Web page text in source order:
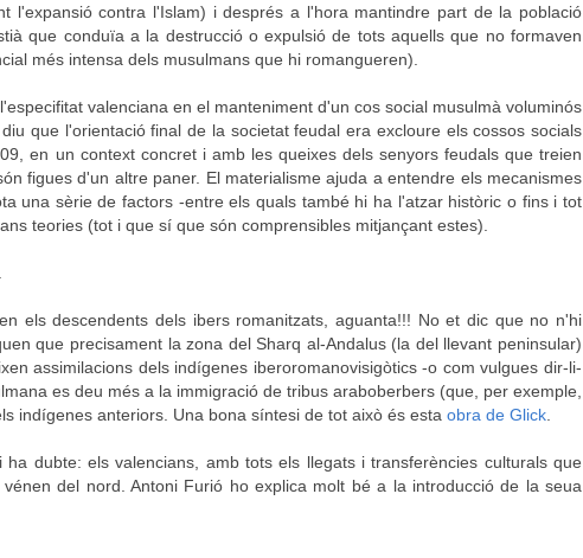
l'expansió contra l'Islam) i després a l'hora mantindre part de la població
que conduïa a la destrucció o expulsió de tots aquells que no formaven
més intensa dels musulmans que hi romangueren).
valenciana en el manteniment d'un cos social musulmà voluminós
que l'orientació final de la societat feudal era excloure els cossos socials
en un context concret i amb les queixes dels senyors feudals que treien
figues d'un altre paner. El materialisme ajuda a entendre els mecanismes
una sèrie de factors -entre els quals també hi ha l'atzar històric o fins i tot
teories (tot i que sí que són comprensibles mitjançant estes).
els descendents dels ibers romanitzats, aguanta!!! No et dic que no n'hi
que precisament la zona del Sharq al-Andalus (la del llevant peninsular)
assimilacions dels indígenes iberoromanovisigòtics -o com vulgues dir-li-
es deu més a la immigració de tribus araboberbers (que, per exemple,
indígenes anteriors. Una bona síntesi de tot això és esta obra de Glick
dubte: els valencians, amb tots els llegats i transferències culturals que
del nord. Antoni Furió ho explica molt bé a la introducció de la seua